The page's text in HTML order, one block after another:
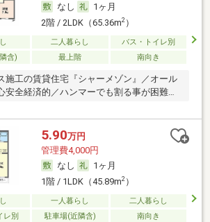
なし
1ヶ月
2階 / 2LDK（65.36m2）
二人暮らし
バス・トイレ別
含)
最上階 南向き
施工の賃貸住宅『シャーメゾン』／オール
安全経済的／ハンマーでも割る事が困難な
5.90万円
管理費4,000円
なし
1ヶ月
1階 / 1LDK（45.89m2）
一人暮らし
二人暮らし
レ別
駐車場(近隣含) 南向き